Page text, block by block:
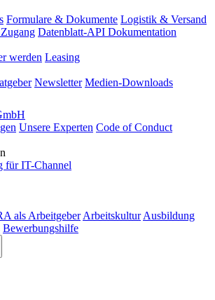
Formulare & Dokumente Logistik & Versand
Datenblatt-API Dokumentation
werden Leasing
Newsletter Medien-Downloads
Unsere Experten Code of Conduct
für IT-Channel
als Arbeitgeber Arbeitskultur Ausbildung
Bewerbungshilfe